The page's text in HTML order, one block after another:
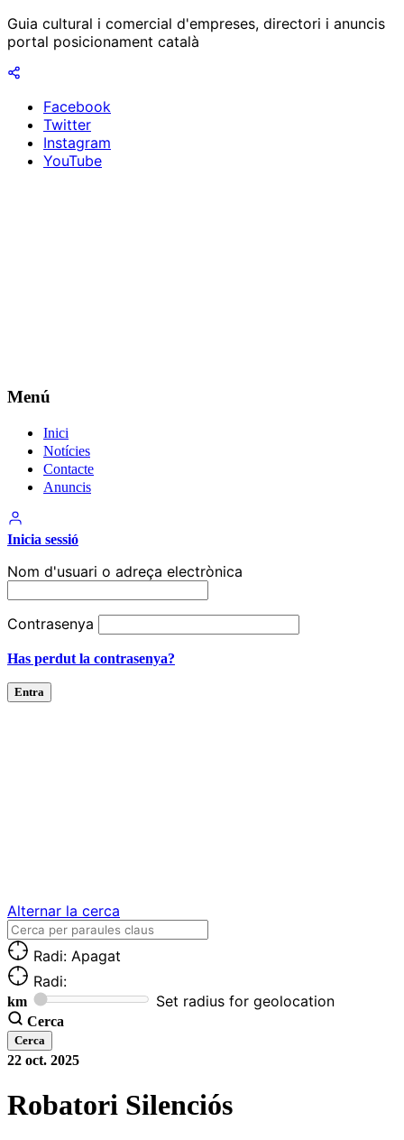
Guia cultural i comercial d'empreses, directori i anuncis
portal posicionament català
Facebook
Twitter
Instagram
YouTube
Menú
Inici
Notícies
Contacte
Anuncis
Inicia sessió
Nom d'usuari o adreça electrònica
Contrasenya
Has perdut la contrasenya?
Alternar la cerca
Radi: Apagat
Radi:
km Set radius for geolocation
Cerca
22 oct. 2025
Robatori Silenciós